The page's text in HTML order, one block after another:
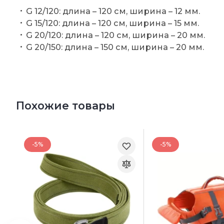
G 12/120: длина – 120 см, ширина – 12 мм.
G 15/120: длина – 120 см, ширина – 15 мм.
G 20/120: длина – 120 см, ширина – 20 мм.
G 20/150: длина – 150 см, ширина – 20 мм.
Похожие товары
-5% -5%